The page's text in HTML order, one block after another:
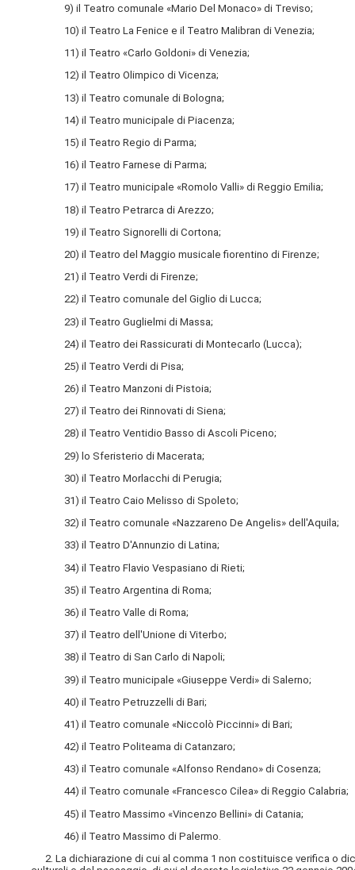
9) il Teatro comunale «Mario Del Monaco» di Treviso;
10) il Teatro La Fenice e il Teatro Malibran di Venezia;
11) il Teatro «Carlo Goldoni» di Venezia;
12) il Teatro Olimpico di Vicenza;
13) il Teatro comunale di Bologna;
14) il Teatro municipale di Piacenza;
15) il Teatro Regio di Parma;
16) il Teatro Farnese di Parma;
17) il Teatro municipale «Romolo Valli» di Reggio Emilia;
18) il Teatro Petrarca di Arezzo;
19) il Teatro Signorelli di Cortona;
20) il Teatro del Maggio musicale fiorentino di Firenze;
21) il Teatro Verdi di Firenze;
22) il Teatro comunale del Giglio di Lucca;
23) il Teatro Guglielmi di Massa;
24) il Teatro dei Rassicurati di Montecarlo (Lucca);
25) il Teatro Verdi di Pisa;
26) il Teatro Manzoni di Pistoia;
27) il Teatro dei Rinnovati di Siena;
28) il Teatro Ventidio Basso di Ascoli Piceno;
29) lo Sferisterio di Macerata;
30) il Teatro Morlacchi di Perugia;
31) il Teatro Caio Melisso di Spoleto;
32) il Teatro comunale «Nazzareno De Angelis» dell'Aquila;
33) il Teatro D'Annunzio di Latina;
34) il Teatro Flavio Vespasiano di Rieti;
35) il Teatro Argentina di Roma;
36) il Teatro Valle di Roma;
37) il Teatro dell'Unione di Viterbo;
38) il Teatro di San Carlo di Napoli;
39) il Teatro municipale «Giuseppe Verdi» di Salerno;
40) il Teatro Petruzzelli di Bari;
41) il Teatro comunale «Niccolò Piccinni» di Bari;
42) il Teatro Politeama di Catanzaro;
43) il Teatro comunale «Alfonso Rendano» di Cosenza;
44) il Teatro comunale «Francesco Cilea» di Reggio Calabria;
45) il Teatro Massimo «Vincenzo Bellini» di Catania;
46) il Teatro Massimo di Palermo.
2. La dichiarazione di cui al comma 1 non costituisce verifica o